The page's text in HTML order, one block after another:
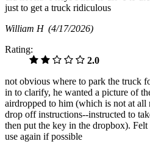
just to get a truck ridiculous
William H (4/17/2026)
Rating:
2.0
not obvious where to park the truck
in to clarify, he wanted a picture of
airdropped to him (which is not at all
drop off instructions--instructed to
then put the key in the dropbox).
use again if possible